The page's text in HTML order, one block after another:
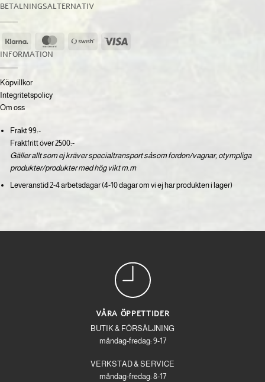
BETALNINGSALTERNATIV
Klarna MasterCardSwish
(SE)
INFORMATION
Köpvillkor
Integritetspolicy
Om oss
Frakt 99:-
Fraktfritt över 2500:-
Gäller allt som ej kräver specialtransport såsom fordon/vagnar, otympliga
produkter/produkter med hög vikt m.m
Leveranstid 2-4 arbetsdagar (4-10 dagar om vi ej har produkten i lager)
VÅRA ÖPPETTIDER
BUTIK & FÖRSÄLJNING
måndag-fredag: 9-17
VERKSTAD & SERVICE
måndag-fredag: 8-17